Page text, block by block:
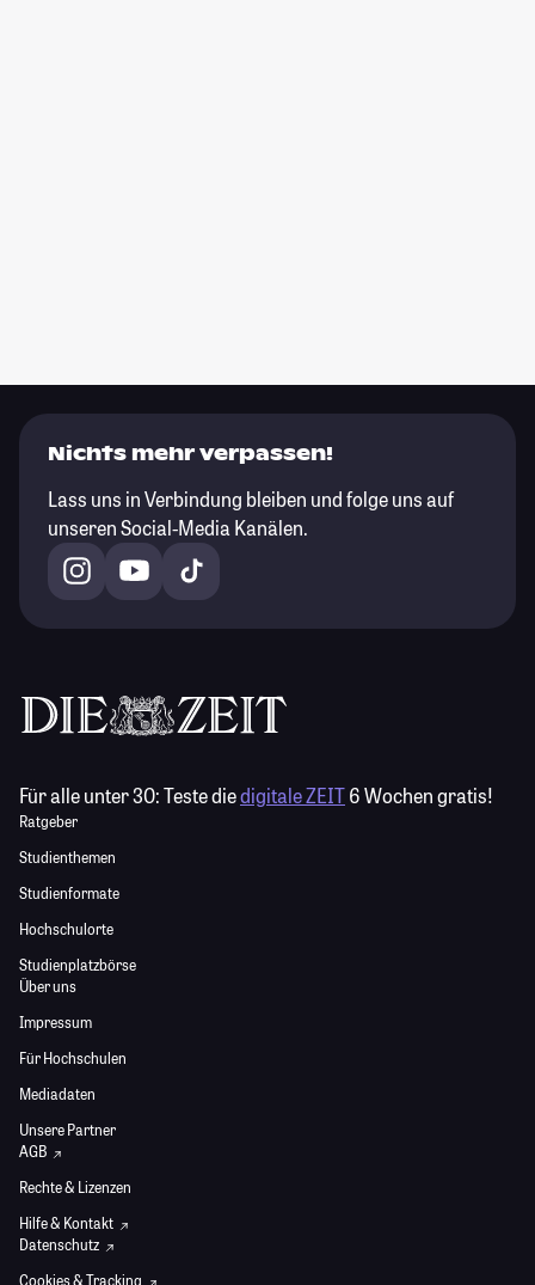
Nichts mehr verpassen!
Lass uns in Verbindung bleiben und folge uns auf
unseren Social-Media Kanälen.
Für alle unter 30:Teste diedigitale ZEIT6 Wochen gratis!
Ratgeber
Studienthemen
Studienformate
Hochschulorte
Studienplatzbörse
Über uns
Impressum
Für Hochschulen
Mediadaten
Unsere Partner
AGB
Rechte & Lizenzen
Hilfe & Kontakt
Datenschutz
Cookies & Tracking